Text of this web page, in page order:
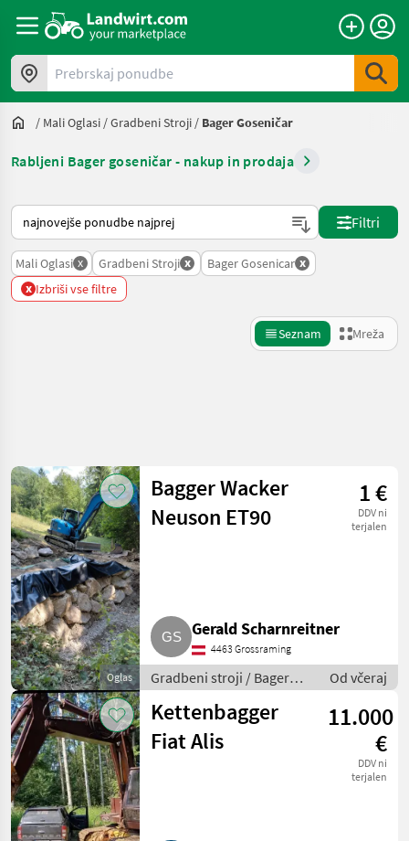
Prebrskaj ponudbe
/ Mali Oglasi /Gradbeni Stroji / Bager Goseničar
Rabljeni Bager goseničar - nakup in prodaja
Tako je razvrščeno na Landwirt.com
Filtri
Mali Oglasi x Gradbeni Stroji x Bager Gosenicar x
x Izbriši vse filtre
Seznam Mreža
Kategorija 4 Država Filtri
TRENUTNA
POT
Gradbena
tehnika
Gradbeni
Stroji
Bager
Gosenicar
IZBERITE
KATEGORIJO
Sonstige
81
Wacker Neuson
10
Ponastavi
Prikaži
rezultatov
Oglas
Bagger Wacker
Neuson ET90
1 €
DDV ni
terjalen
Gerald Scharnreitner
4463 Grossraming
Gradbeni stroji / Bager
goseničar
Od včeraj
Kettenbagger
Fiat Alis
11.000
€
DDV ni
terjalen